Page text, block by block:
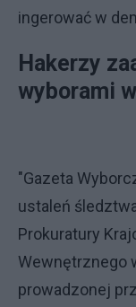
ingerować w
Hakerzy
wyborami
"Gazeta
ustaleń
Prokuratury
Wewnętrznego
prowadzonej